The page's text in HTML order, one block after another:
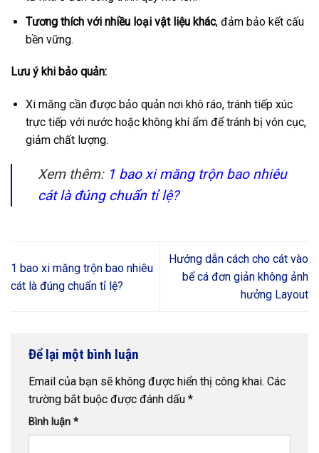
Tương thích với nhiều loại vật liệu khác, đảm bảo kết cấu
bền vững.
Lưu ý khi bảo quản:
Xi măng cần được bảo quản nơi khô ráo, tránh tiếp xúc
trực tiếp với nước hoặc không khí ẩm để tránh bị vón cục,
giảm chất lượng.
Xem thêm: 1 bao xi măng trộn bao nhiêu
cát là đúng chuẩn tỉ lệ?
1 bao xi măng trộn bao nhiêu
cát là đúng chuẩn tỉ lệ?
Hướng dẫn cách cho cát vào
bể cá đơn giản không ảnh
hưởng Layout
Để lại một bình luận
Email của bạn sẽ không được hiển thị công khai. Các
trường bắt buộc được đánh dấu *
Bình luận *